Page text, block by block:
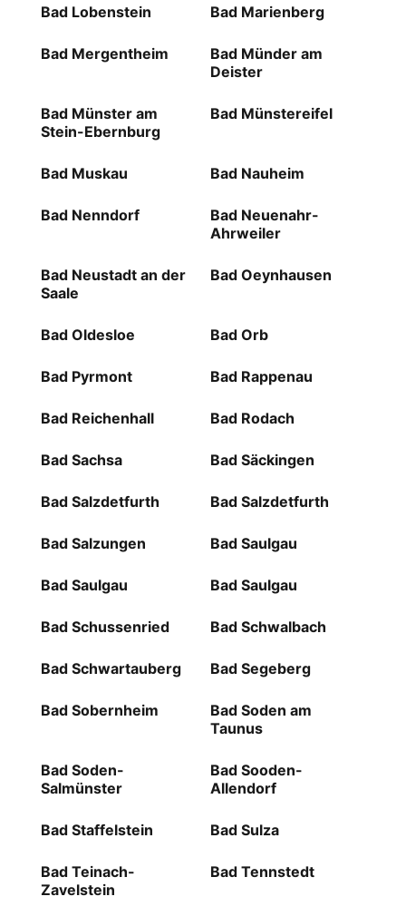
Bad Lobenstein Bad Marienberg
Bad Mergentheim
Bad Münder am
Deister
Bad Münster am
Stein-Ebernburg
Bad Münstereifel
Bad Muskau Bad Nauheim
Bad Nenndorf
Bad Neuenahr-
Ahrweiler
Bad Neustadt an der
Saale
Bad Oeynhausen
Bad Oldesloe Bad Orb
Bad Pyrmont Bad Rappenau
Bad Reichenhall Bad Rodach
Bad Sachsa Bad Säckingen
Bad Salzdetfurth Bad Salzdetfurth
Bad Salzungen Bad Saulgau
Bad Saulgau Bad Saulgau
Bad Schussenried Bad Schwalbach
Bad Schwartauberg Bad Segeberg
Bad Sobernheim
Bad Soden am
Taunus
Bad Soden-
Salmünster
Bad Sooden-
Allendorf
Bad Staffelstein Bad Sulza
Bad Teinach-
Zavelstein
Bad Tennstedt